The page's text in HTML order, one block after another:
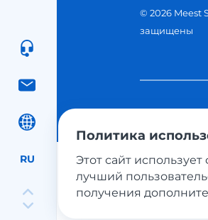
RU
© 2026 Meest
защищены
Платежные
Политика
Этот сайт
лучший
получения